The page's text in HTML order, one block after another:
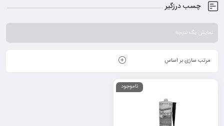
چسب درزگیر
نمایش یک نتیجه
مرتب سازی بر اساس
ناموجود